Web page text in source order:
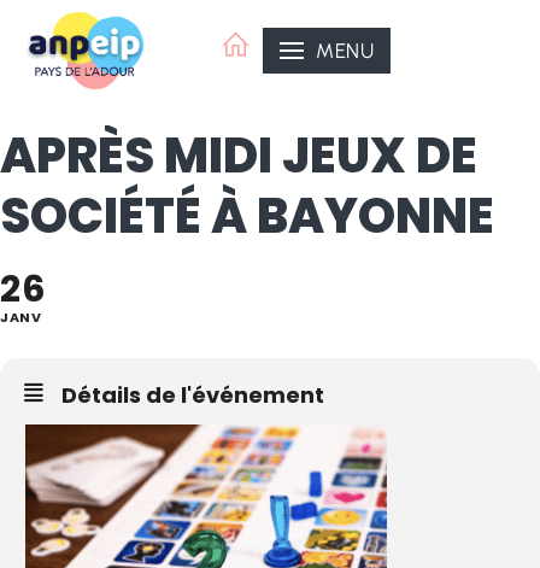
contenu
MENU
APRÈS MIDI JEUX DE
SOCIÉTÉ À BAYONNE
26
JANV
Détails de l'événement